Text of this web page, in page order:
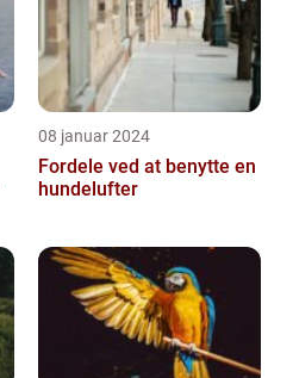
08 januar 2024
Fordele ved at benytte en
hundelufter